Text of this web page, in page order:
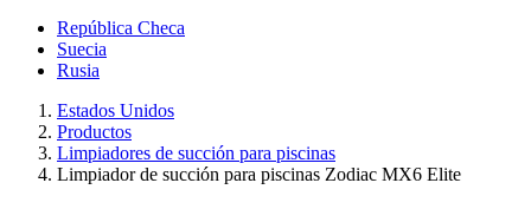
República Checa
Suecia
Rusia
Estados Unidos
Productos
Limpiadores de succión para piscinas
Limpiador de succión para piscinas Zodiac MX6 Elite